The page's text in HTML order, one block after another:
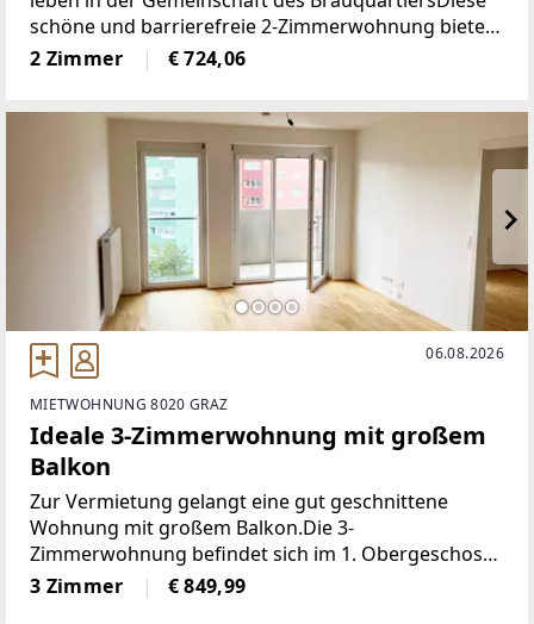
schöne und barrierefreie 2-Zimmerwohnung bietet
eine Nutzfläche von ca. 39 m² und befindet sich im 4.
Obergeschoss. Raumaufteilung:-
2 Zimmer € 724,06
06.08.2026
MIETWOHNUNG 8020 GRAZ
Ideale 3-Zimmerwohnung mit großem
Balkon
Zur Vermietung gelangt eine gut geschnittene
Wohnung mit großem Balkon.Die 3-
Zimmerwohnung befindet sich im 1. Obergeschoss
(Lift vorhanden), bietet eine Nutzfläche von ca. 67
m² und einen Balkon.Raumaufteilung:+ Wohnraum
3 Zimmer € 849,99